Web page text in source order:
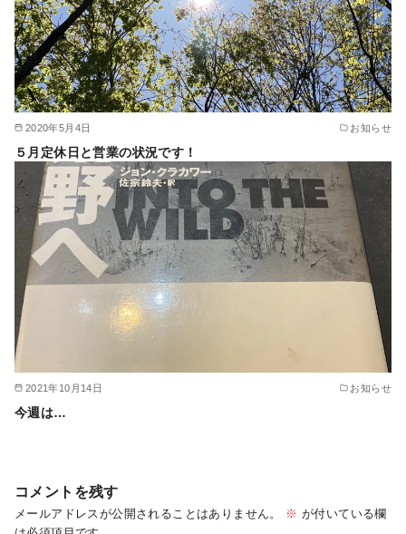
2020年5月4日 お知らせ
５月定休日と営業の状況です！
2021年10月14日 お知らせ
今週は…
コメントを残す
メールアドレスが公開されることはありません。 ※ が付いている欄